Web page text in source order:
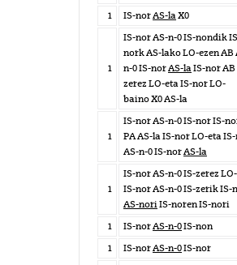
1
IS-norAS-laX0
1
IS-nor AS-n-0 IS-nondik
nork AS-lako LO-ezen AB
n-0 IS-norAS-laIS-nor AB
zerez LO-eta IS-nor LO-
baino X0 AS-la
1
IS-nor AS-n-0 IS-nor IS-
PA AS-la IS-nor LO-eta
AS-n-0 IS-norAS-la
1
IS-nor AS-n-0 IS-zerez
IS-nor AS-n-0 IS-zerik IS-
AS-noriIS-noren IS-nori
1
IS-norAS-n-0IS-non
1
IS-norAS-n-0IS-nor